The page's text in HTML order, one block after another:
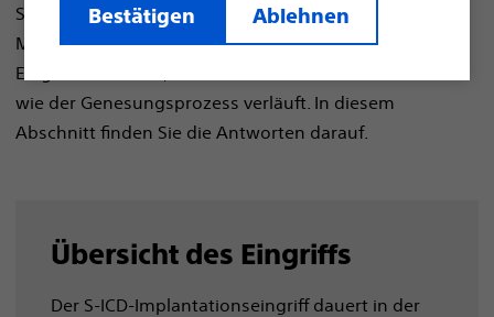
Bestätigen Ablehnen
Schritt die eigentliche Implantation des Defibrillators.
Möglicherweise haben Sie Fragen zum Eingriff, was der
Eingriff beinhaltet, wie Sie sich darauf vorbereiten und
wie der Genesungsprozess verläuft. In diesem
Abschnitt finden Sie die Antworten darauf.
Übersicht des Eingriffs
Der S-ICD-Implantationseingriff dauert in der